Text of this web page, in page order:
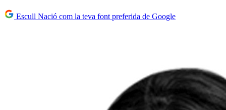
Escull Nació com la teva font preferida de Google